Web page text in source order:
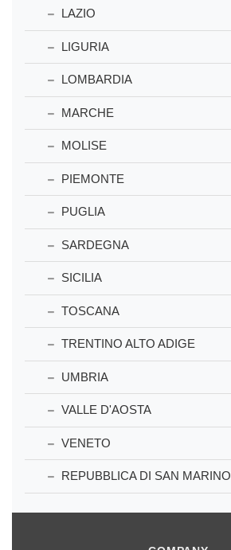
LAZIO
LIGURIA
LOMBARDIA
MARCHE
MOLISE
PIEMONTE
PUGLIA
SARDEGNA
SICILIA
TOSCANA
TRENTINO ALTO ADIGE
UMBRIA
VALLE D'AOSTA
VENETO
REPUBBLICA DI SAN MARINO